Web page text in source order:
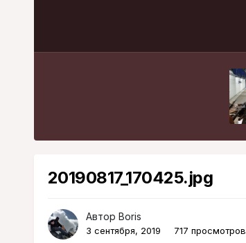
20190817_170425.jpg
Автор Boris
3 сентября, 2019 717 просмотров